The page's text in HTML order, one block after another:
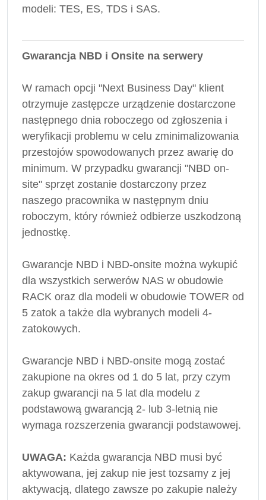
modeli: TES, ES, TDS i SAS.
Gwarancja NBD i Onsite na serwery
W ramach opcji "Next Business Day" klient
otrzymuje zastępcze urządzenie dostarczone
następnego dnia roboczego od zgłoszenia i
weryfikacji problemu w celu zminimalizowania
przestojów spowodowanych przez awarię do
minimum. W przypadku gwarancji "NBD on-
site" sprzęt zostanie dostarczony przez
naszego pracownika w następnym dniu
roboczym, który również odbierze uszkodzoną
jednostkę.
Gwarancje NBD i NBD-onsite można wykupić
dla wszystkich serwerów NAS w obudowie
RACK oraz dla modeli w obudowie TOWER od
5 zatok a także dla wybranych modeli 4-
zatokowych.
Gwarancje NBD i NBD-onsite mogą zostać
zakupione na okres od 1 do 5 lat, przy czym
zakup gwarancji na 5 lat dla modelu z
podstawową gwarancją 2- lub 3-letnią nie
wymaga rozszerzenia gwarancji podstawowej.
UWAGA: Każda gwarancja NBD musi być
aktywowana, jej zakup nie jest tozsamy z jej
aktywacją, dlatego zawsze po zakupie należy